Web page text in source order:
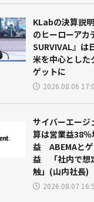
KLabの決算説
のヒーローアカ
SURVIVAL』は
米を中心とした
ゲットに
2026.08.06
サイバーエージ
算は営業益38
益 ABEMAと
益 「社内で想
触」(山内社長)
2026.08.07